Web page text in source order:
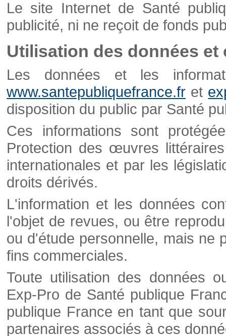
Le site Internet de Santé
publicité, ni ne reçoit de fonds
Utilisation des données et
Les données et les
www.santepubliquefrance.fr et
disposition du public par Santé
Ces informations sont
Protection des œuvres
internationales et par les
droits dérivés.
L'information et les données
l'objet de revues, ou être
ou d'étude personnelle, mais ne
fins commerciales.
Toute utilisation des données
Exp-Pro de Santé publique
publique France en tant que
partenaires associés à ces